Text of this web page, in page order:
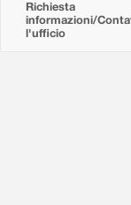
Richiesta
informazioni/
l'ufficio